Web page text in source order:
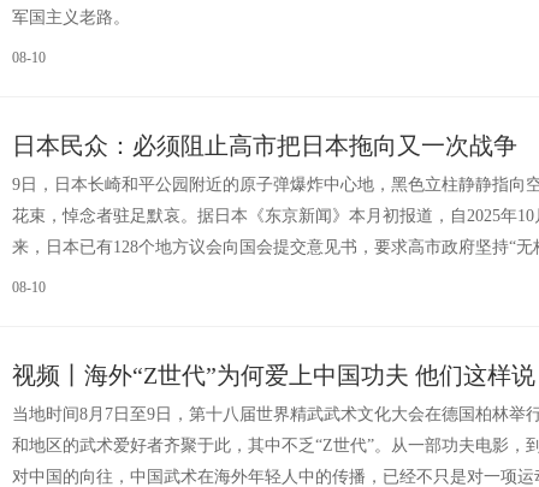
军国主义老路。
08-10
日本民众：必须阻止高市把日本拖向又一次战争
9日，日本长崎和平公园附近的原子弹爆炸中心地，黑色立柱静静指向
花束，悼念者驻足默哀。据日本《东京新闻》本月初报道，自2025年
来，日本已有128个地方议会向国会提交意见书，要求高市政府坚持“无
08-10
视频丨海外“Z世代”为何爱上中国功夫 他们这样
当地时间8月7日至9日，第十八届世界精武武术文化大会在德国柏林举
和地区的武术爱好者齐聚于此，其中不乏“Z世代”。从一部功夫电影，
对中国的向往，中国武术在海外年轻人中的传播，已经不只是对一项运